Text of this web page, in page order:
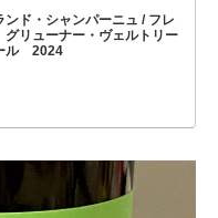
ンド・シャンパーニュ / フレ
リューナー・ヴェルトリー
ル 2024